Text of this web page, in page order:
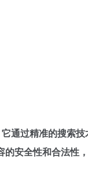
通过精准的搜索
的安全性和合法性